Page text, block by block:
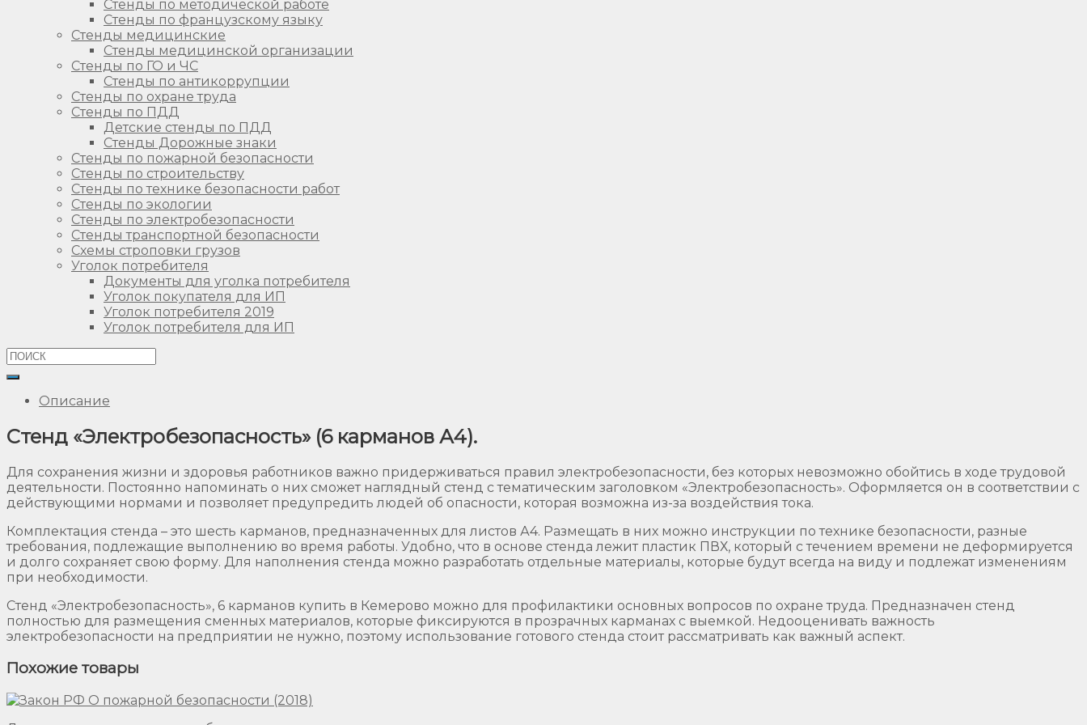
Стенды по методической работе
Стенды по французскому языку
Стенды медицинские
Стенды медицинской организации
Стенды по ГО и ЧС
Стенды по антикоррупции
Стенды по охране труда
Стенды по ПДД
Детские стенды по ПДД
Стенды Дорожные знаки
Стенды по пожарной безопасности
Стенды по строительству
Стенды по технике безопасности работ
Стенды по экологии
Стенды по электробезопасности
Стенды транспортной безопасности
Схемы строповки грузов
Уголок потребителя
Документы для уголка потребителя
Уголок покупателя для ИП
Уголок потребителя 2019
Уголок потребителя для ИП
Описание
Стенд «Электробезопасность» (6 карманов А4).
Для сохранения жизни и здоровья работников важно придерживаться правил электробезопасности, без которых невозможно обойтись в ходе трудовой
деятельности. Постоянно напоминать о них сможет наглядный стенд с тематическим заголовком «Электробезопасность». Оформляется он в соответствии с
действующими нормами и позволяет предупредить людей об опасности, которая возможна из-за воздействия тока.
Комплектация стенда – это шесть карманов, предназначенных для листов А4. Размещать в них можно инструкции по технике безопасности, разные
требования, подлежащие выполнению во время работы. Удобно, что в основе стенда лежит пластик ПВХ, который с течением времени не деформируется
и долго сохраняет свою форму. Для наполнения стенда можно разработать отдельные материалы, которые будут всегда на виду и подлежат изменениям
при необходимости.
Стенд «Электробезопасность», 6 карманов купить в Кемерово можно для профилактики основных вопросов по охране труда. Предназначен стенд
полностью для размещения сменных материалов, которые фиксируются в прозрачных карманах с выемкой. Недооценивать важность
электробезопасности на предприятии не нужно, поэтому использование готового стенда стоит рассматривать как важный аспект.
Похожие товары